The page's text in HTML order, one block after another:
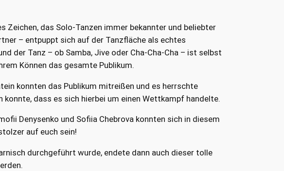
Zeichen, das Solo-Tanzen immer bekannter und beliebter
– entpuppt sich auf der Tanzfläche als echtes
der Tanz – ob Samba, Jive oder Cha-Cha-Cha – ist selbst
Können das gesamte Publikum.
konnten das Publikum mitreißen und es herrschte
dass es sich hierbei um einen Wettkampf handelte.
Denysenko und Sofiia Chebrova konnten sich in diesem
auf euch sein!
durchgeführt wurde, endete dann auch dieser tolle